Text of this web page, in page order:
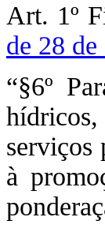
Art. 1º
de 28
“§6º
serviços
à